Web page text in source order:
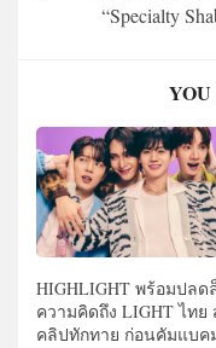
“Specialty
HIGHLIGHT พร้อมปลด
ความคิดถึง LIGHT ไทย
คลิปทักทาย ก่อนคัมแบค